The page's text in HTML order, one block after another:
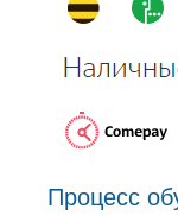
Процесс